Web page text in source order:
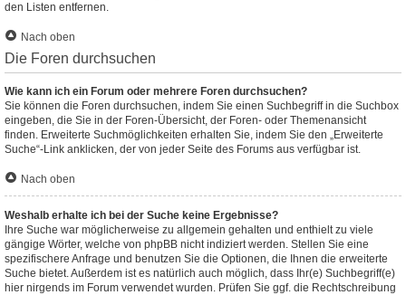
den Listen entfernen.
Nach oben
Die Foren durchsuchen
Wie kann ich ein Forum oder mehrere Foren durchsuchen?
Sie können die Foren durchsuchen, indem Sie einen Suchbegriff in die Suchbox
eingeben, die Sie in der Foren-Übersicht, der Foren- oder Themenansicht
finden. Erweiterte Suchmöglichkeiten erhalten Sie, indem Sie den „Erweiterte
Suche“-Link anklicken, der von jeder Seite des Forums aus verfügbar ist.
Nach oben
Weshalb erhalte ich bei der Suche keine Ergebnisse?
Ihre Suche war möglicherweise zu allgemein gehalten und enthielt zu viele
gängige Wörter, welche von phpBB nicht indiziert werden. Stellen Sie eine
spezifischere Anfrage und benutzen Sie die Optionen, die Ihnen die erweiterte
Suche bietet. Außerdem ist es natürlich auch möglich, dass Ihr(e) Suchbegriff(e)
hier nirgends im Forum verwendet wurden. Prüfen Sie ggf. die Rechtschreibung